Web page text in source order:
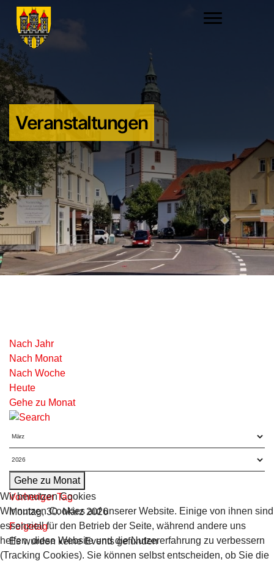
Veranstaltungen
Nach Jahr
Nach Monat
Nach Woche
Heute
Gehe zu Monat
Gehe zu Monat
Vorheriger Tag
Montag, 30. März 2026
Folgetag
Es wurden keine Events gefunden
Wir benutzen Cookies
Wir nutzen Cookies auf unserer Website. Einige von ihnen sind
essenziell für den Betrieb der Seite, während andere uns
helfen, diese Website und die Nutzererfahrung zu verbessern
(Tracking Cookies). Sie können selbst entscheiden, ob Sie die